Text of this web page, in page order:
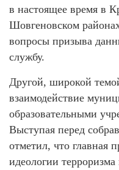
в настоящее время в
Шовгеновском
вопросы призыва
службу.
Другой, широкой
взаимодействие
образовательными
Выступая перед
отметил, что главная
идеологии